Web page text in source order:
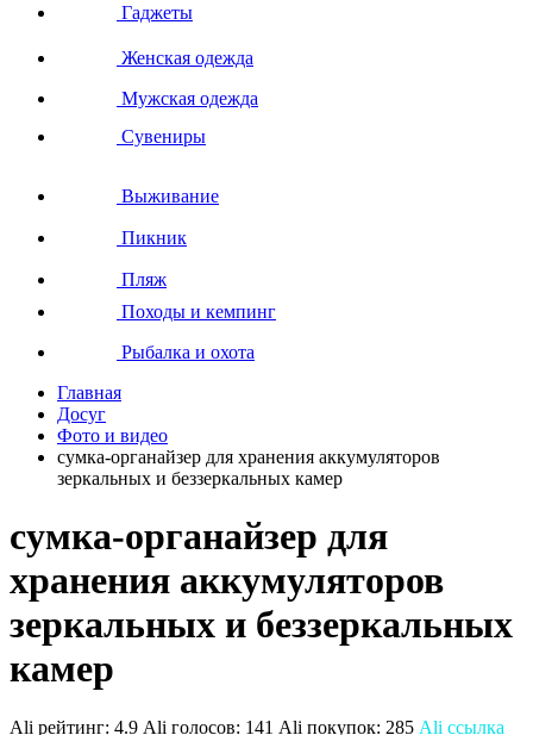
Гаджеты
Женская одежда
Мужская одежда
Сувениры
Выживание
Пикник
Пляж
Походы и кемпинг
Рыбалка и охота
Главная
Досуг
Фото и видео
сумка-органайзер для хранения аккумуляторов
зеркальных и беззеркальных камер
сумка-органайзер для
хранения аккумуляторов
зеркальных и беззеркальных
камер
Ali рейтинг: 4.9 Ali голосов: 141 Ali покупок: 285 Ali ссылка